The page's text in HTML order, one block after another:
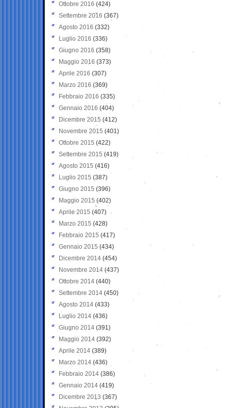
Ottobre 2016 (424)
Settembre 2016 (367)
Agosto 2016 (332)
Luglio 2016 (336)
Giugno 2016 (358)
Maggio 2016 (373)
Aprile 2016 (307)
Marzo 2016 (369)
Febbraio 2016 (335)
Gennaio 2016 (404)
Dicembre 2015 (412)
Novembre 2015 (401)
Ottobre 2015 (422)
Settembre 2015 (419)
Agosto 2015 (416)
Luglio 2015 (387)
Giugno 2015 (396)
Maggio 2015 (402)
Aprile 2015 (407)
Marzo 2015 (428)
Febbraio 2015 (417)
Gennaio 2015 (434)
Dicembre 2014 (454)
Novembre 2014 (437)
Ottobre 2014 (440)
Settembre 2014 (450)
Agosto 2014 (433)
Luglio 2014 (436)
Giugno 2014 (391)
Maggio 2014 (392)
Aprile 2014 (389)
Marzo 2014 (436)
Febbraio 2014 (386)
Gennaio 2014 (419)
Dicembre 2013 (367)